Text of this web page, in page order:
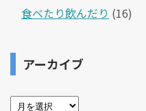
食べたり飲んだり (16)
アーカイブ